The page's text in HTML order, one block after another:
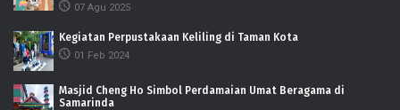
07 Agu 2025
Kegiatan Perpustakaan Keliling di Taman Kota
01 Feb 2024
Masjid Cheng Ho Simbol Perdamaian Umat Beragama di
Samarinda